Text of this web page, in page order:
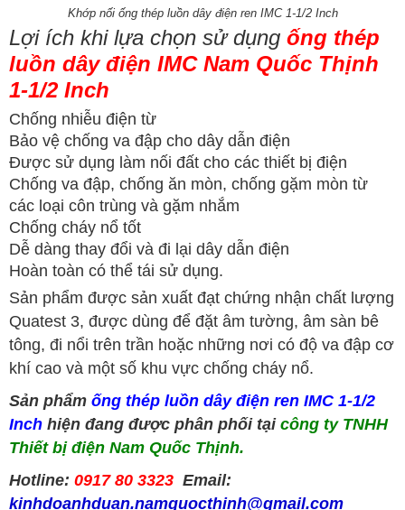
Khớp nối ống thép luồn dây điện ren IMC 1-1/2 Inch
Lợi ích khi lựa chọn sử dụng ống thép
luồn dây điện IMC Nam Quốc Thịnh
1-1/2 Inch
Chống nhiễu điện từ
Bảo vệ chống va đập cho dây dẫn điện
Được sử dụng làm nối đất cho các thiết bị điện
Chống va đập, chống ăn mòn, chống gặm mòn từ
các loại côn trùng và gặm nhắm
Chống cháy nổ tốt
Dễ dàng thay đổi và đi lại dây dẫn điện
Hoàn toàn có thể tái sử dụng.
Sản phẩm được sản xuất đạt chứng nhận chất lượng
Quatest 3, được dùng để đặt âm tường, âm sàn bê
tông, đi nổi trên trần hoặc những nơi có độ va đập cơ
khí cao và một số khu vực chống cháy nổ.
Sản phẩm ống thép luồn dây điện ren IMC 1-1/2
Inch hiện đang được phân phối tại công ty TNHH
Thiết bị điện Nam Quốc Thịnh.
Hotline: 0917 80 3323 Email:
kinhdoanhduan.namquocthinh@gmail.com